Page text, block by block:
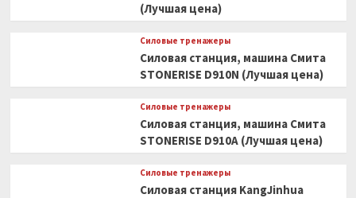
(Лучшая цена)
Силовые тренажеры
Силовая станция, машина Смита
STONERISE D910N (Лучшая цена)
Силовые тренажеры
Силовая станция, машина Смита
STONERISE D910A (Лучшая цена)
Силовые тренажеры
Силовая станция KangJinhua